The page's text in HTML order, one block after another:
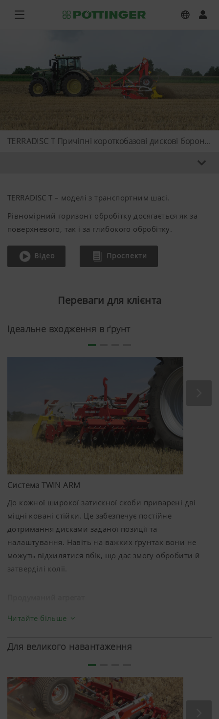
TERRADISC T Причіпні короткобазові дискові борони до 6 м
TERRADISC T – моделі з транспортним шасі.
Рівномірний горизонт обробітку досягається як за
поверхневого, так і за глибокого обробітку.
Відео Проспекти
Переваги для клієнта
Ідеальне входження в ґрунт
Система TWIN ARM
До кожної широкої затискної скоби приварені дві
міцні ковані стійки. Це забезпечує постійне
дотримання дисками заданої позиції та
налаштування. Навіть на важких ґрунтах вони не
можуть відхилятися вбік, що дає змогу обробити й
затверділі колії.
Міцні вирізні диски з покращеної спеціальної сталі
припадає 8 дисків, тобто відстань між дисками
спiввiдношення кутiв атаки по вертикалi та вiдносно
напрямку руху гарантують надiйне входження дискiв
у ґрунт. Змiщення дискiв у рядах гарантує iдеальне
перемiшування ґрунту та пожнивних решток.
Читайте більше
Для великого навантаження